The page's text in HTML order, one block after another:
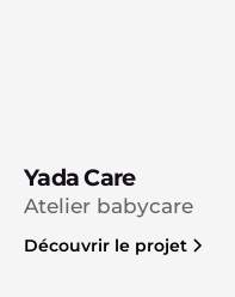
Yada Care
Atelier babycare
Découvrir le projet